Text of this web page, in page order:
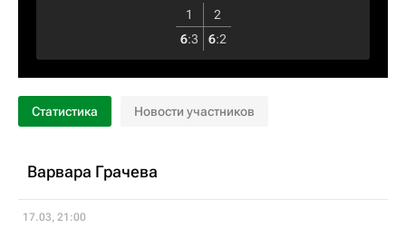
1
2
6:3 6:2
Статистика Новости участников
Варвара Грачева
17.03, 21:00